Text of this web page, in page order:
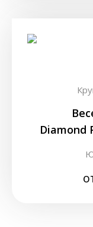
Diamond